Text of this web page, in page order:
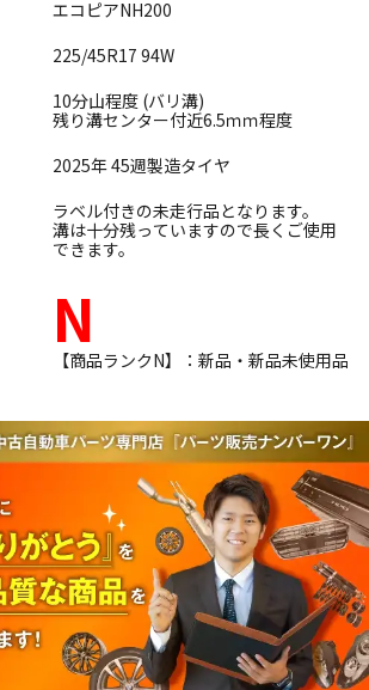
エコピアNH200
225/45R17 94W
10分山程度 (バリ溝)
残り溝センター付近6.5ｍｍ程度
2025年 45週製造タイヤ
ラベル付きの未走行品となります。
溝は十分残っていますので長くご使用
できます。
N
【商品ランクN】：新品・新品未使用品